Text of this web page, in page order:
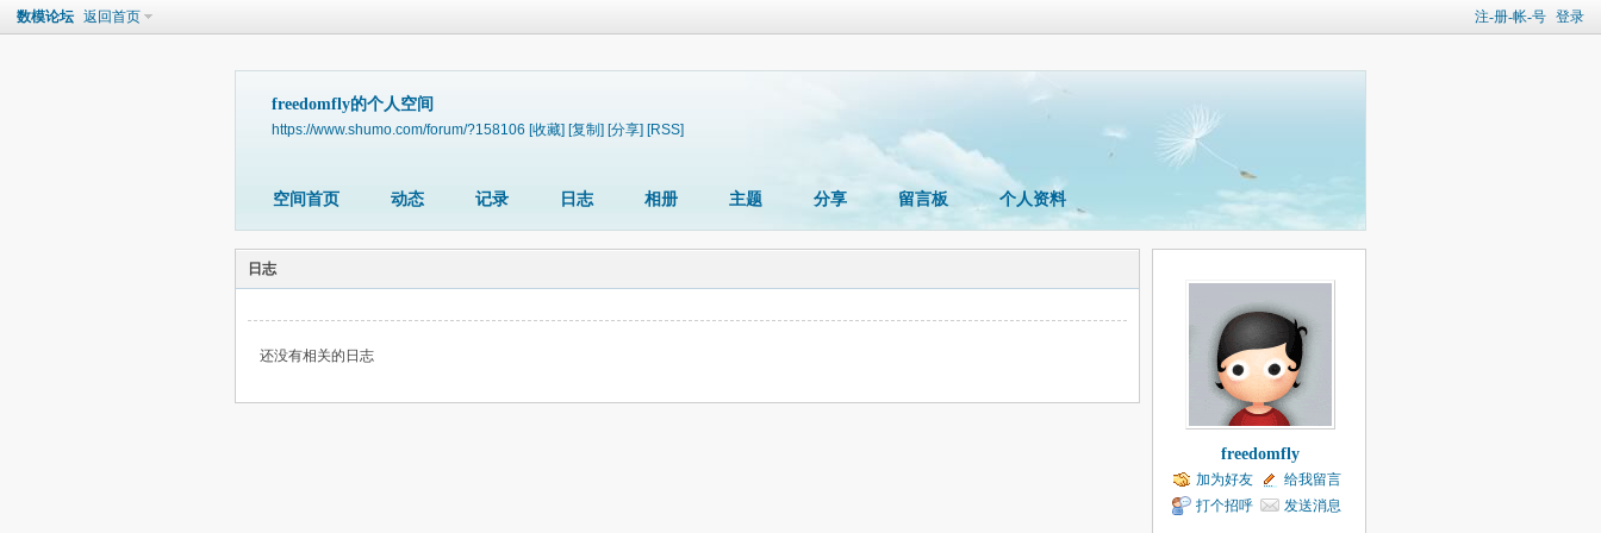
注-册-帐-号 登录
数模论坛 返回首页
freedomfly的个人空间
https://www.shumo.com/forum/?158106 [收藏] [复制] [分享] [RSS]
空间首页 动态 记录 日志 相册 主题 分享 留言板 个人资料
日志
还没有相关的日志
freedomfly
加为好友
给我留言
打个招呼
发送消息